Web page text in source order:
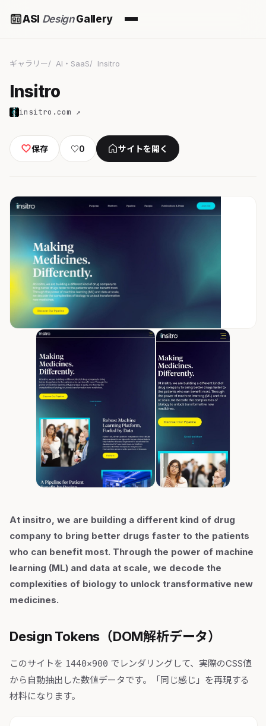
ASI DesignGallery
ギャラリー AI・SaaS Insitro
Insitro
insitro.com ↗
保存 ♡0 サイトを開く
At insitro, we are building a different kind of drug
company to bring better drugs faster to the patients
who can benefit most. Through the power of machine
learning (ML) and data at scale, we decode the
complexities of biology to unlock transformative new
medicines.
Design Tokens（DOM解析データ）
このサイトを 1440×900 でレンダリングして、実際のCSS値
から自動抽出した数値データです。「同じ感じ」を再現する
材料になります。